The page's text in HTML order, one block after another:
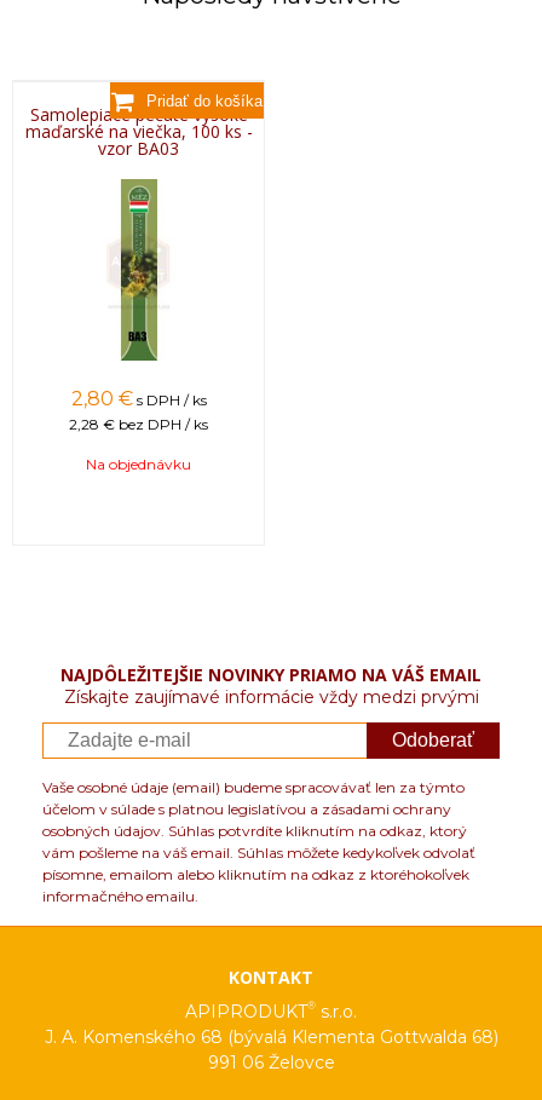
Samolepiace pečate vysoké
maďarské na viečka, 100 ks -
vzor BA03
2,80 € s DPH / ks
2,28 € bez DPH / ks
Na objednávku
NAJDÔLEŽITEJŠIE NOVINKY PRIAMO NA VÁŠ EMAIL
Získajte zaujímavé informácie vždy medzi prvými
Odoberať
Vaše osobné údaje (email) budeme spracovávať len za týmto
účelom v súlade s platnou legislatívou a zásadami ochrany
osobných údajov. Súhlas potvrdíte kliknutím na odkaz, ktorý
vám pošleme na váš email. Súhlas môžete kedykoľvek odvolať
písomne, emailom alebo kliknutím na odkaz z ktoréhokoľvek
informačného emailu.
KONTAKT
APIPRODUKT® s.r.o.
J. A. Komenského 68 (bývalá Klementa Gottwalda 68)
991 06 Želovce